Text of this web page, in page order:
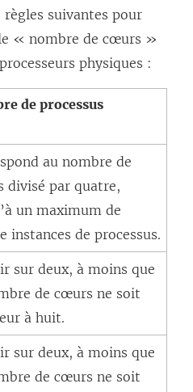
suivantes pour
« nombre de cœurs »
physiques :
de processus
au nombre de
divisé par quatre,
un maximum de
instances de processus.
sur deux, à moins que
de cœurs ne soit
à huit.
sur deux, à moins que
de cœurs ne soit